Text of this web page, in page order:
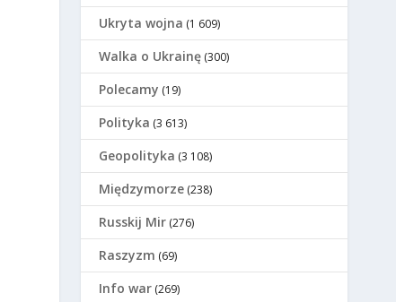
Ukryta wojna (1 609)
Walka o Ukrainę (300)
Polecamy (19)
Polityka (3 613)
Geopolityka (3 108)
Międzymorze (238)
Russkij Mir (276)
Raszyzm (69)
Info war (269)